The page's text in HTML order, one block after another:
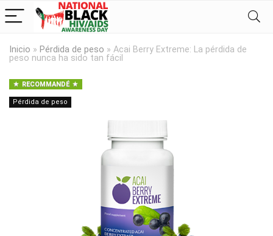
Inicio » Pérdida de peso » Acai Berry Extreme: La pérdida de
peso nunca ha sido tan fácil
RECOMMANDÉ
Pérdida de peso